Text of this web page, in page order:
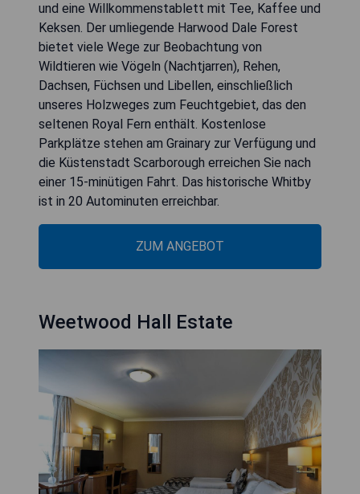
und eine Willkommenstablett mit Tee, Kaffee und
Keksen. Der umliegende Harwood Dale Forest
bietet viele Wege zur Beobachtung von
Wildtieren wie Vögeln (Nachtjarren), Rehen,
Dachsen, Füchsen und Libellen, einschließlich
unseres Holzweges zum Feuchtgebiet, das den
seltenen Royal Fern enthält. Kostenlose
Parkplätze stehen am Grainary zur Verfügung und
die Küstenstadt Scarborough erreichen Sie nach
einer 15-minütigen Fahrt. Das historische Whitby
ist in 20 Autominuten erreichbar.
ZUM ANGEBOT
Weetwood Hall Estate